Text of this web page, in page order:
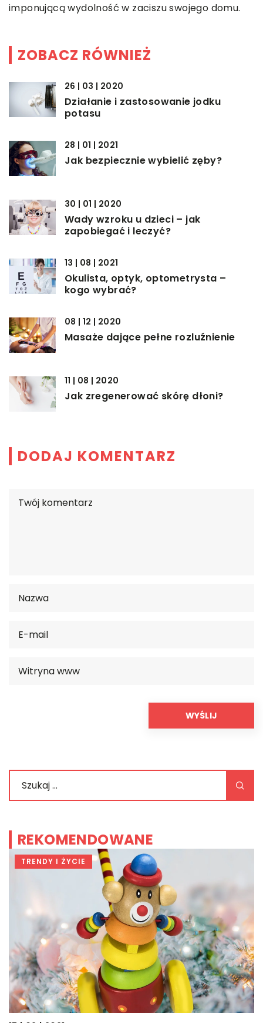
imponującą wydolność w zaciszu swojego domu.
ZOBACZ RÓWNIEŻ
26 | 03 | 2020
Działanie i zastosowanie jodku
potasu
28 | 01 | 2021
Jak bezpiecznie wybielić zęby?
30 | 01 | 2020
Wady wzroku u dzieci – jak
zapobiegać i leczyć?
13 | 08 | 2021
Okulista, optyk, optometrysta –
kogo wybrać?
08 | 12 | 2020
Masaże dające pełne rozluźnienie
11 | 08 | 2020
Jak zregenerować skórę dłoni?
DODAJ KOMENTARZ
REKOMENDOWANE
TRENDY I ŻYCIE